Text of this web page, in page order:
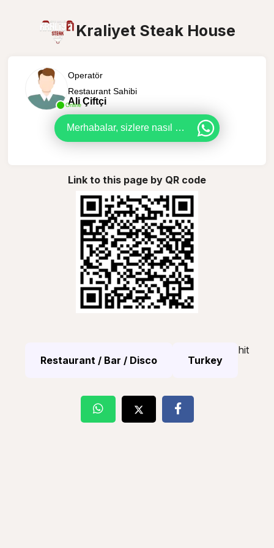
Kraliyet Steak House
Online
Operatör
Restaurant Sahibi
Ali Çiftçi
Merhabalar, sizlere nasıl yardımcı olabiliriz ?
Link to this page by QR code
Restaurant / Bar / Disco Turkey
hit